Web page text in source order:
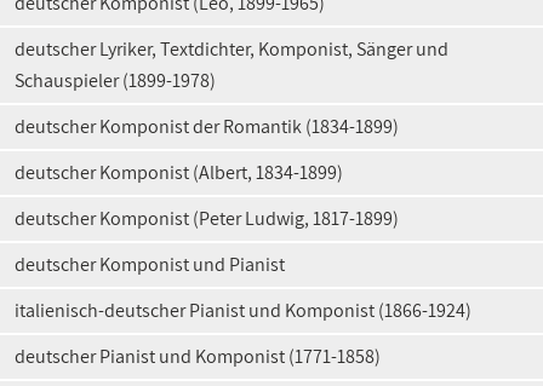
deutscher Lyriker, Textdichter, Komponist, Sänger und
Schauspieler (1899-1978)
deutscher Komponist der Romantik (1834-1899)
deutscher Komponist (Albert, 1834-1899)
deutscher Komponist (Peter Ludwig, 1817-1899)
deutscher Komponist und Pianist
italienisch-deutscher Pianist und Komponist (1866-1924)
deutscher Pianist und Komponist (1771-1858)